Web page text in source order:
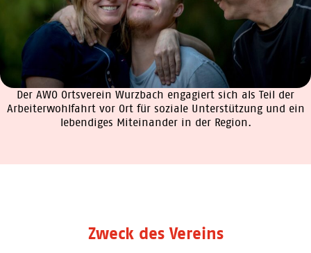
Der AWO Ortsverein Wurzbach engagiert sich als Teil der
Arbeiterwohlfahrt vor Ort für soziale Unterstützung und ein
lebendiges Miteinander in der Region.
Zweck des Vereins